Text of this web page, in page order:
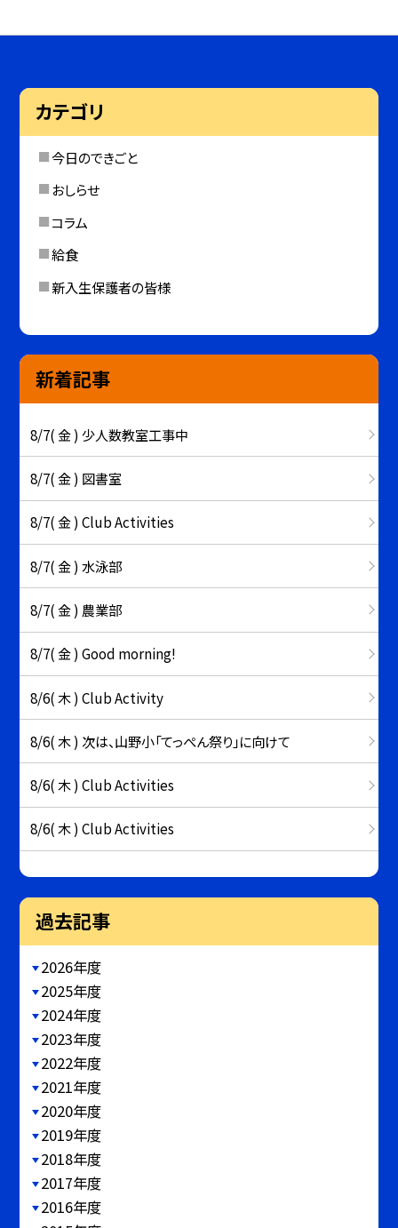
カテゴリ
今日のできごと
おしらせ
コラム
給食
新入生保護者の皆様
新着記事
8/7( 金 ) 少人数教室工事中
8/7( 金 ) 図書室
8/7( 金 ) Club Activities
8/7( 金 ) 水泳部
8/7( 金 ) 農業部
8/7( 金 ) Good morning!
8/6( 木 ) Club Activity
8/6( 木 ) 次は、山野小「てっぺん祭り」に向けて
8/6( 木 ) Club Activities
8/6( 木 ) Club Activities
過去記事
2026年度
2025年度
2024年度
2023年度
2022年度
2021年度
2020年度
2019年度
2018年度
2017年度
2016年度